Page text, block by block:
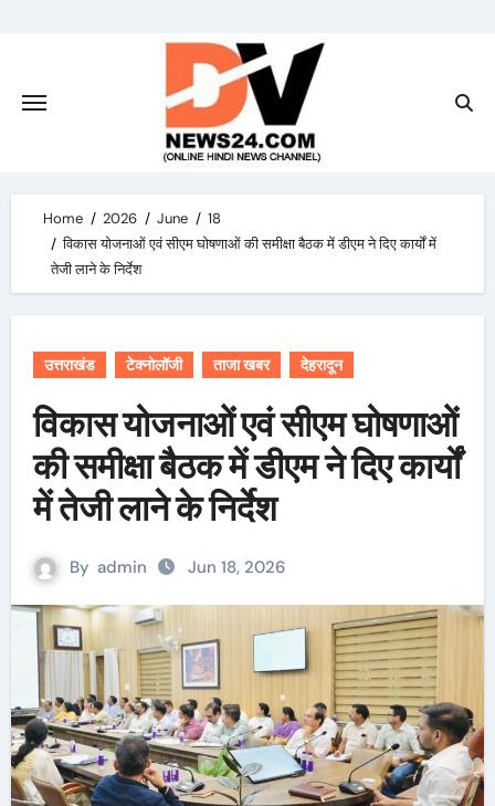
Home 2026 June
18
विकास योजनाओं एवं सीएम घोषणाओं की समीक्षा बैठक में डीएम ने दिए कार्यों में
तेजी लाने के निर्देश
उत्तराखंड टेक्नोलॉजी ताजा खबर देहरादून
विकास योजनाओं एवं सीएम घोषणाओं
की समीक्षा बैठक में डीएम ने दिए कार्यों
में तेजी लाने के निर्देश
By admin Jun 18, 2026